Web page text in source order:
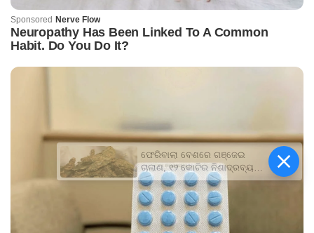
ଫେରିବାଲା ବେଶରେ ଗଞ୍ଜେଇ
ଚାଲାଣ, ୧୨ କୋଟିର ନିଶାଦ୍ରବ୍ୟ
ଜବତ